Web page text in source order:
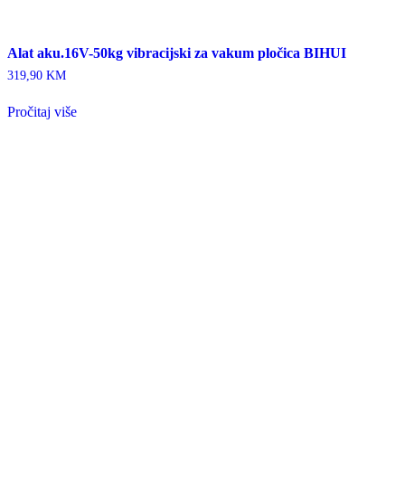
Alat aku.16V-50kg vibracijski za vakum pločica BIHUI
319,90 KM
Pročitaj više